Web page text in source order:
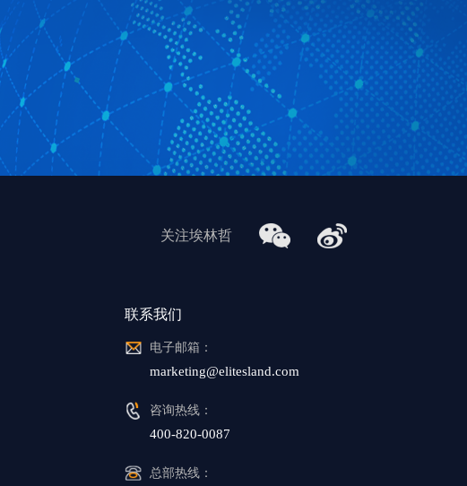
关注埃林哲
联系我们
电子邮箱：
marketing@elitesland.com
咨询热线：
400-820-0087
总部热线：